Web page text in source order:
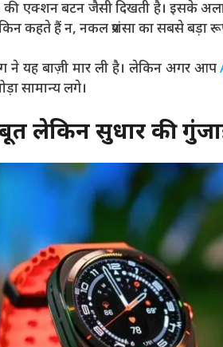
एक्शन बटन जैसी दिखती है। इसके
कहते हैं न, नकल प्रशंसा का सबसे बड़ा
ने यह बाज़ी मार ली है। लेकिन अगर आप
सामान्य लगे।
लेकिन सुधार की